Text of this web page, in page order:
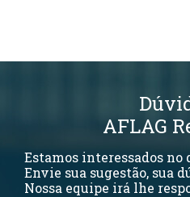
AFLAG
Estamos interessados no
Envie sua sugestão, sua
Nossa equipe irá lhe